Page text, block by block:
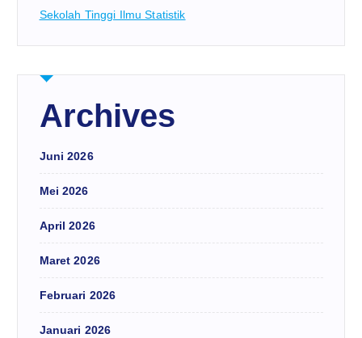
Sekolah Tinggi Ilmu Statistik
Archives
Juni 2026
Mei 2026
April 2026
Maret 2026
Februari 2026
Januari 2026